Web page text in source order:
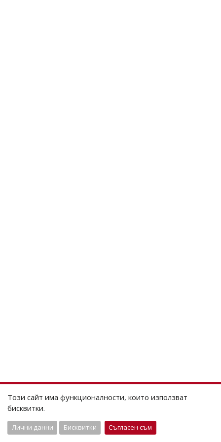
Този сайт има функционалности, които използват
бисквитки.
Лични данни Бисквитки Съгласен съм